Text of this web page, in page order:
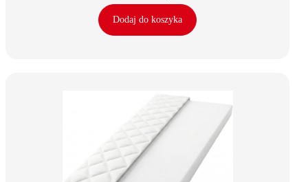
cena
wynosiła:
164,89 zł.
wynosi:
134,90 zł.
Dodaj do koszyka